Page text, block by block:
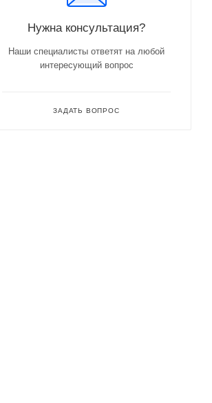
Нужна консультация?
Наши специалисты ответят на любой
интересующий вопрос
ЗАДАТЬ ВОПРОС